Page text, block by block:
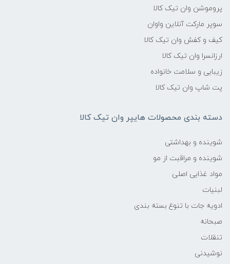
پروموشن وان تیک کالا
سوپر مارکت آنلاین واوان
کیف و کفش وان تیک کالا
ارزانسرا وان تیک کالا
زیبایی و سلامت خانواده
پت شاپ وان تیک کالا
دسته بندی محصولات هایپر وان تیک کالا
شوینده و بهداشتی
شوینده و مراقبت از مو
مواد غذایی اصلی
لبنیات
ادویه جات با تنوع بسته بندی
صبحانه
تنقلات
نوشیدنی